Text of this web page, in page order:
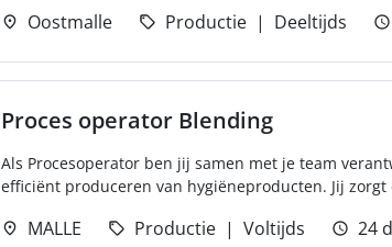
Oostmalle Productie Deeltijds
Proces operator Blending
Als Procesoperator ben jij samen met je team
efficiënt produceren van hygiëneproducten. Jij zorgt
MALLE Productie Voltijds 24